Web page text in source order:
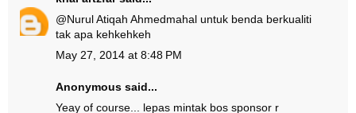
@Nurul Atiqah Ahmedmahal untuk benda berkualiti
tak apa kehkehkeh
May 27, 2014 at 8:48 PM
Anonymous said...
Yeay of course... lepas mintak bos sponsor r